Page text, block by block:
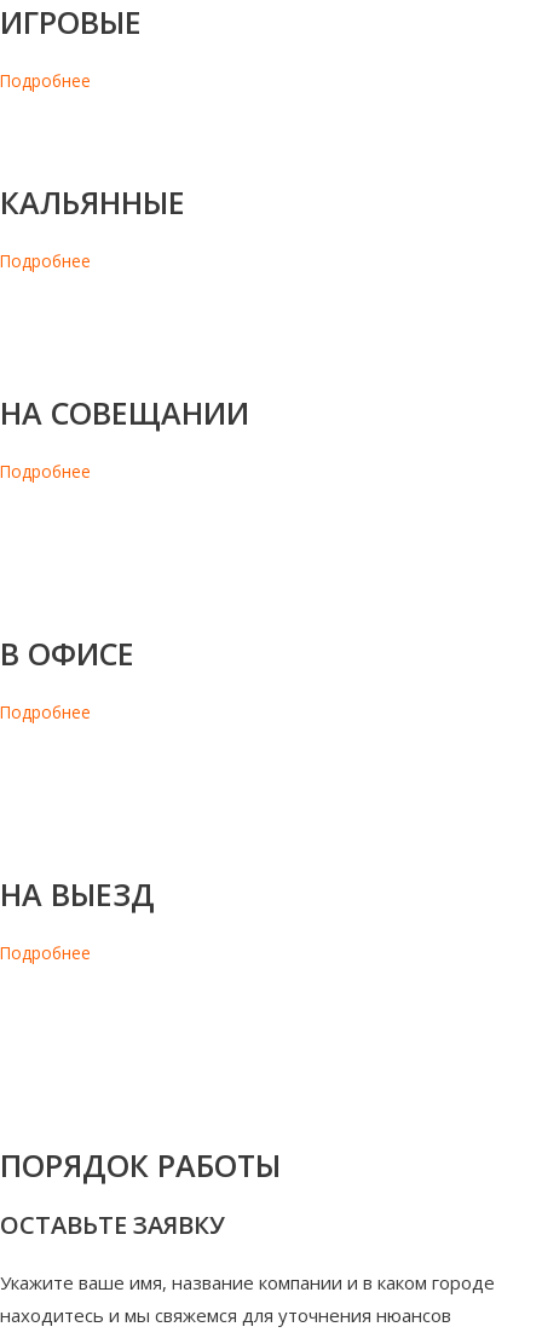
ИГРОВЫЕ
Подробнее
КАЛЬЯННЫЕ
Подробнее
НА СОВЕЩАНИИ
Подробнее
В ОФИСЕ
Подробнее
НА ВЫЕЗД
Подробнее
ПОРЯДОК РАБОТЫ
ОСТАВЬТЕ ЗАЯВКУ
Укажите ваше имя, название компании и в каком городе
находитесь и мы свяжемся для уточнения нюансов